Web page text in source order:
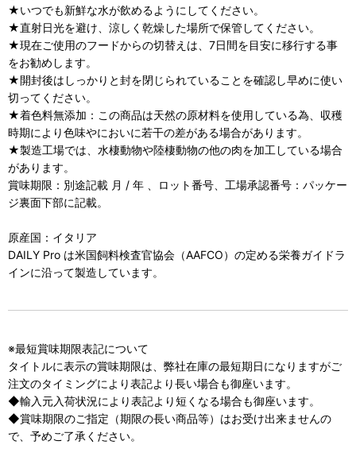
★いつでも新鮮な水が飲めるようにしてください。
★直射日光を避け、涼しく乾燥した場所で保管してください。
★現在ご使用のフードからの切替えは、7日間を目安に移行する事
をお勧めします。
★開封後はしっかりと封を閉じられていることを確認し早めに使い
切ってください。
★着色料無添加：この商品は天然の原材料を使用している為、収穫
時期により色味やにおいに若干の差がある場合があります。
★製造工場では、水棲動物や陸棲動物の他の肉を加工している場合
があります。
賞味期限：別途記載 月 / 年 、ロット番号、工場承認番号：パッケー
ジ裏面下部に記載。
原産国：イタリア
DAILY Pro は米国飼料検査官協会（AAFCO）の定める栄養ガイドラ
インに沿って製造しています。
※最短賞味期限表記について
タイトルに表示の賞味期限は、弊社在庫の最短期日になりますがご
注文のタイミングにより表記より長い場合も御座います。
◆輸入元入荷状況により表記より短くなる場合も御座います。
◆賞味期限のご指定（期限の長い商品等）はお受け出来ませんの
で、予めご了承ください。